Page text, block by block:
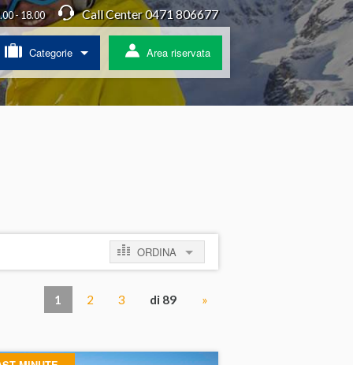
- 18.00 Call Center 0471 806677
Categorie Area riservata
ORDINA
1 2 3 di 89 »